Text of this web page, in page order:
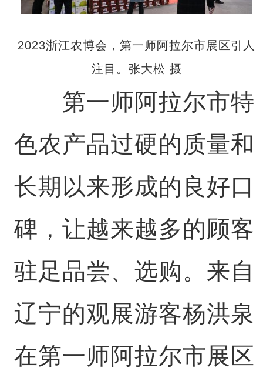
2023浙江农博会，第一师阿拉尔市展区引人
注目。张大松 摄
第一师阿拉尔市特
色农产品过硬的质量和
长期以来形成的良好口
碑，让越来越多的顾客
驻足品尝、选购。来自
辽宁的观展游客杨洪泉
在第一师阿拉尔市展区